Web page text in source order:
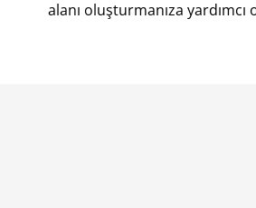
alanı oluşturmanıza yardımcı